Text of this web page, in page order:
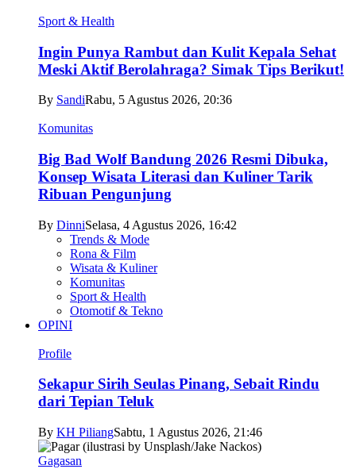
Sport & Health
Ingin Punya Rambut dan Kulit Kepala Sehat
Meski Aktif Berolahraga? Simak Tips Berikut!
By SandiRabu, 5 Agustus 2026, 20:36
Komunitas
Big Bad Wolf Bandung 2026 Resmi Dibuka,
Konsep Wisata Literasi dan Kuliner Tarik
Ribuan Pengunjung
By DinniSelasa, 4 Agustus 2026, 16:42
Trends & Mode
Rona & Film
Wisata & Kuliner
Komunitas
Sport & Health
Otomotif & Tekno
OPINI
Profile
Sekapur Sirih Seulas Pinang, Sebait Rindu
dari Tepian Teluk
By KH PiliangSabtu, 1 Agustus 2026, 21:46
Gagasan